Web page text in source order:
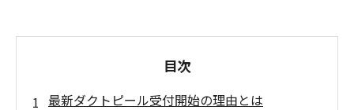
目次
最新ダクトピール受付開始の理由とは